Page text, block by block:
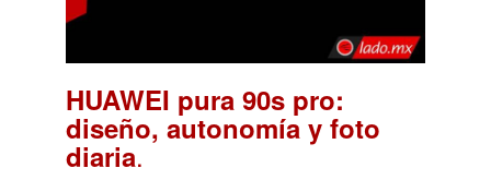
HUAWEI pura 90s pro:
diseño, autonomía y foto
diaria.